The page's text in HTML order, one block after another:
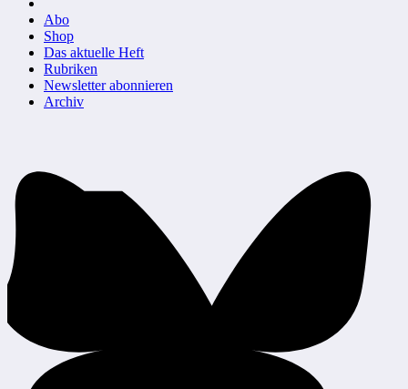
Abo
Shop
Das aktuelle Heft
Rubriken
Newsletter abonnieren
Archiv